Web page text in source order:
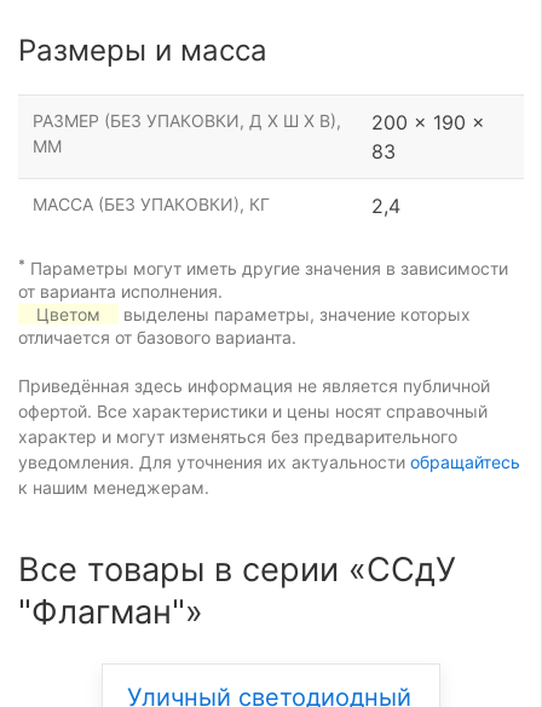
Размеры и масса
РАЗМЕР (БЕЗ УПАКОВКИ, Д Х Ш Х В),
ММ
200 x 190 x
83
МАССА (БЕЗ УПАКОВКИ), КГ 2,4
* Параметры могут иметь другие значения в зависимости
от варианта исполнения.
Цветом
выделены параметры, значение которых
отличается от базового варианта.
Приведённая здесь информация не является публичной
офертой. Все характеристики и цены носят справочный
характер и могут изменяться без предварительного
уведомления. Для уточнения их актуальности обращайтесь
к нашим менеджерам.
Все товары в серии «ССдУ
"Флагман"»
Уличный светодиодный